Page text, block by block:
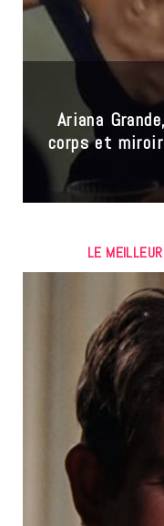
Ariana
corps et
LE